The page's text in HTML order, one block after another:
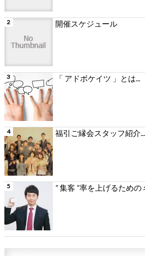
開催スケジュール
「 アドボケイツ 」とは...
福引ご縁会スタッフ紹介...
” 集客 ”率を上げるための